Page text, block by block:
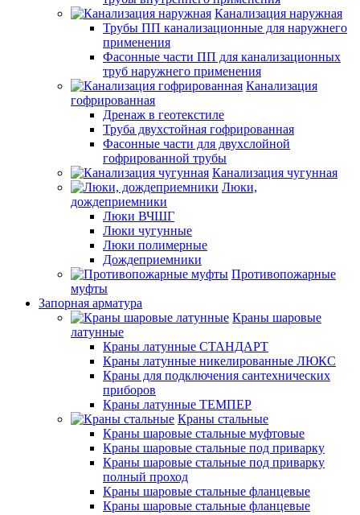
Канализация наружная
Трубы ПП канализационные для наружнего
применения
Фасонные части ПП для канализационных
труб наружнего применения
Канализация
гофрированная
Дренаж в геотекстиле
Труба двухстойная гофрированная
Фасонные части для двухслойной
гофрированной трубы
Канализация чугунная
Люки,
дождеприемники
Люки ВЧШГ
Люки чугунные
Люки полимерные
Дождеприемники
Противопожарные
муфты
Запорная арматура
Краны шаровые
латунные
Краны латунные СТАНДАРТ
Краны латунные никелированные ЛЮКС
Краны для подключения сантехнических
приборов
Краны латунные ТЕМПЕР
Краны стальные
Краны шаровые стальные муфтовые
Краны шаровые стальные под приварку
Краны шаровые стальные под приварку
полный проход
Краны шаровые стальные фланцевые
Краны шаровые стальные фланцевые